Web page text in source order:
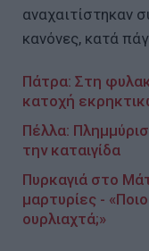
αναχαιτίστηκαν
κανόνες, κατά
Πάτρα: Στη
κατοχή
Πέλλα:
την καταιγίδα
Πυρκαγιά στο
μαρτυρίες -
ουρλιαχτά;»